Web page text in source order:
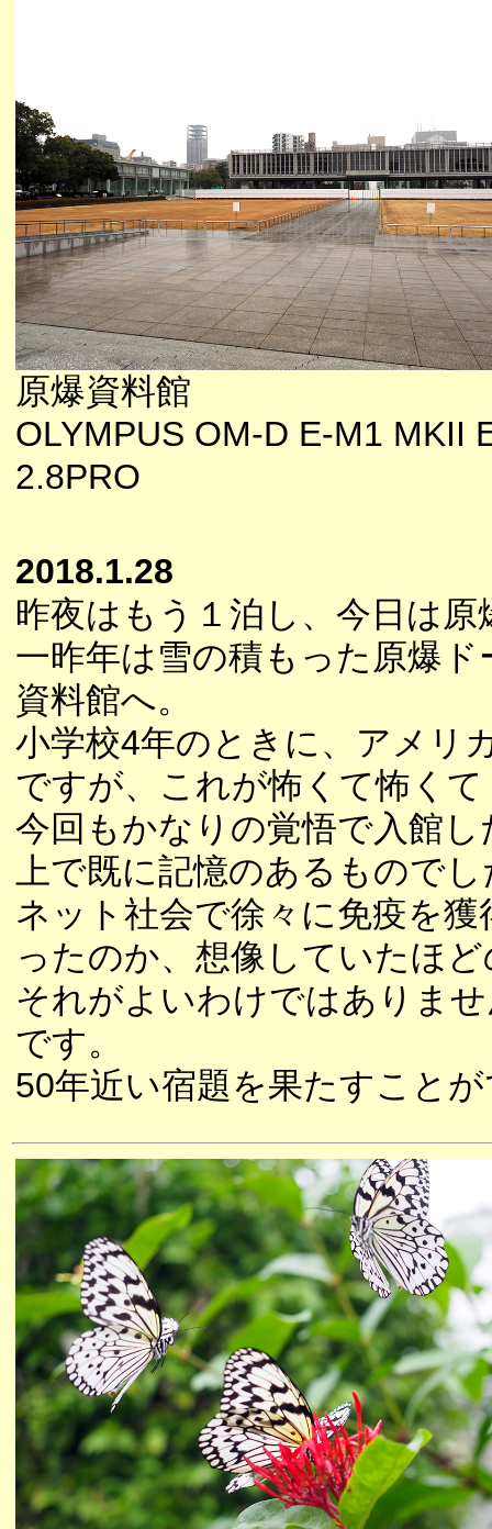
原爆資料館
OLYMPUS OM-D E-M1 MKII
2.8PRO
2018.1.28
昨夜はもう１泊し、今日は
一昨年は雪の積もった原爆
資料館へ。
小学校4年のときに、アメリ
ですが、これが怖くて怖く
今回もかなりの覚悟で入館
上で既に記憶のあるもので
ネット社会で徐々に免疫を
ったのか、想像していたほ
それがよいわけではありま
です。
50年近い宿題を果たすこと